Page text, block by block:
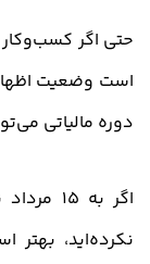
حتی اگر کسب‌وکار
است وضعیت
دوره مالیاتی
اگر به
نکرده‌اید، بهتر